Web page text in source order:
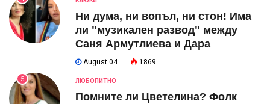
Ни дума, ни вопъл, ни стон! Има
ли "музикален развод" между
Саня Армутлиева и Дара
August 04 1869
5 ЛЮБОПИТНО
Помните ли Цветелина? Фолк